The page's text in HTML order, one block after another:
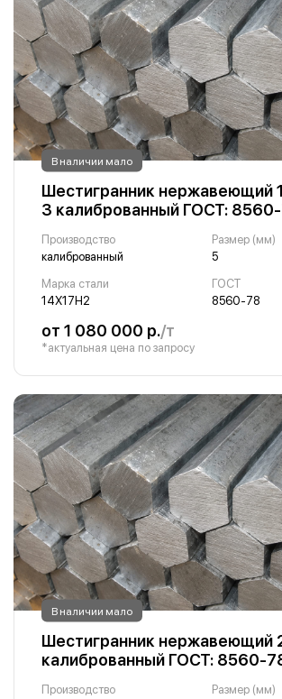
В наличии мало
Шестигранник нержавеющий
3 калиброванный ГОСТ:
Производство
калиброванный
Размер (мм)
5
Марка стали
14Х17Н2
ГОСТ
8560-78
от 1 080 000 р./т
*актуальная цена по запросу
В наличии мало
Шестигранник нержавеющий
калиброванный ГОСТ: 8560-
Производство
Размер (мм)